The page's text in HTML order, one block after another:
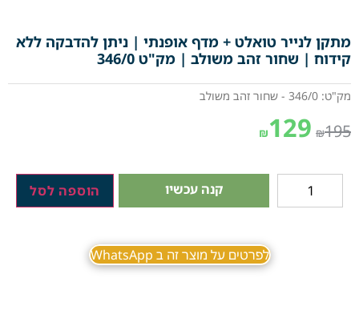
מתקן לנייר טואלט + מדף אופנתי | ניתן להדבקה ללא
קידוח | שחור זהב משולב | מק"ט 346/0
מק"ט: 346/0 - שחור זהב משולב
₪195
₪129
קנה עכשיו הוספה לסל
לפרטים על מוצר זה ב WhatsApp